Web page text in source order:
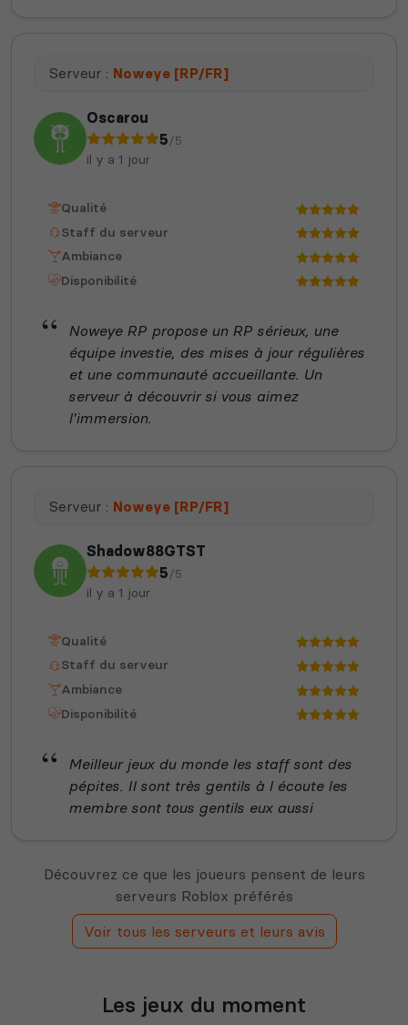
Serveur : Noweye [RP/FR]
Oscarou
5/5
il y a 1 jour
Qualité
Staff du serveur
Ambiance
Disponibilité
Noweye RP propose un RP sérieux, une
équipe investie, des mises à jour régulières
et une communauté accueillante. Un
serveur à découvrir si vous aimez
l'immersion.
Serveur : Noweye [RP/FR]
Shadow88GTST
5/5
il y a 1 jour
Qualité
Staff du serveur
Ambiance
Disponibilité
Meilleur jeux du monde les staff sont des
pépites. Il sont très gentils à l écoute les
membre sont tous gentils eux aussi
Découvrez ce que les joueurs pensent de leurs
serveurs Roblox préférés
Voir tous les serveurs et leurs avis
Les jeux du moment